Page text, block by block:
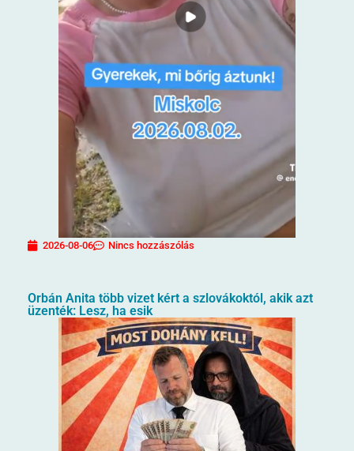
2026-08-06 Nincs hozzászólás
Orbán Anita több vizet kért a szlovákoktól, akik azt
üzenték: Lesz, ha esik